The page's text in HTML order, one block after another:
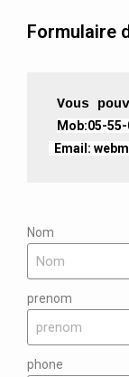
Formulaire
Vous
Email:
Nom
prenom
phone